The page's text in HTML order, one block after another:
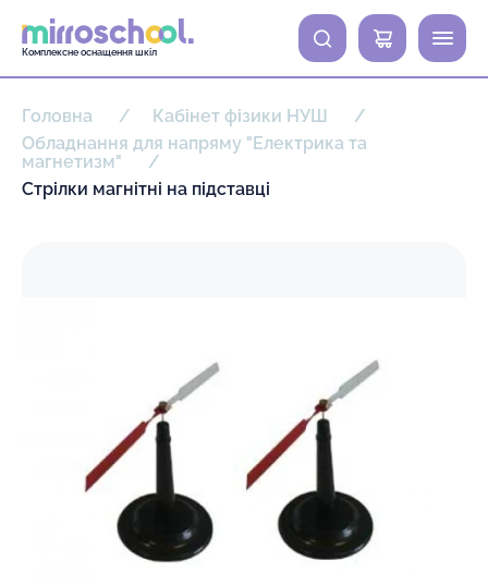
Комплексне оснащення шкіл
0
Головна
Кабінет фізики НУШ
Обладнання для напряму "Електрика та
магнетизм"
Стрілки магнітні на підставці